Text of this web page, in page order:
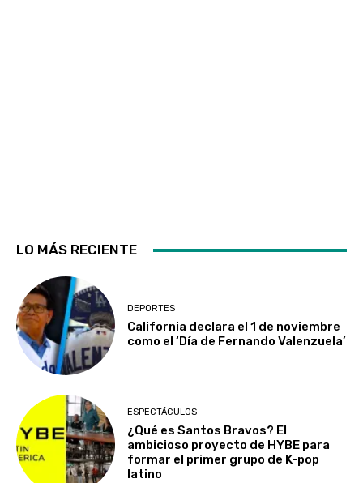
LO MÁS RECIENTE
DEPORTES
California declara el 1 de noviembre
como el ‘Día de Fernando Valenzuela’
ESPECTÁCULOS
¿Qué es Santos Bravos? El
ambicioso proyecto de HYBE para
formar el primer grupo de K-pop
latino